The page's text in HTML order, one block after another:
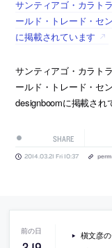
サンティアゴ・カラト
ールド・トレード・セ
に掲載されています
サンティアゴ・カラト
ールド・トレード・セ
designboomに掲載され
SHARE
2014.03.21 Fri 10:37
槇文彦の